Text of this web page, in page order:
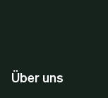
Über uns